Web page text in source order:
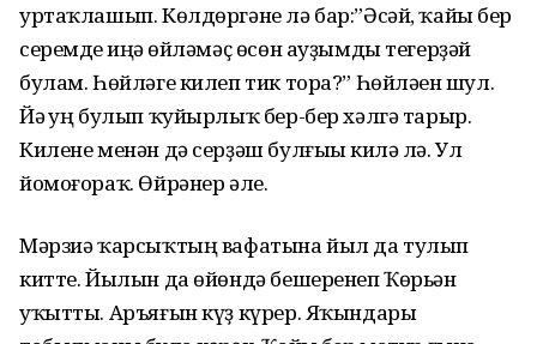
уртаҡлашып. Көлдөргәне лә бар:”Әсәй, ҡайһы бер
серемде һиңә һөйләмәҫ өсөн ауҙымды тегерҙәй
булам. Һөйләге килеп тик тора?” Һөйләһен шул.
Йә һуң булып ҡуйырлыҡ бер-бер хәлгә тарыр.
Килене менән дә серҙәш булғыһы килә лә. Ул
йомоғораҡ. Өйрәнер әле.
Мәрзиә ҡарсыҡтың вафатына йыл да тулып
китте. Йылын да өйөндә бешеренеп Ҡөрьән
уҡытты. Аръяғын күҙ күрер. Яҡындары